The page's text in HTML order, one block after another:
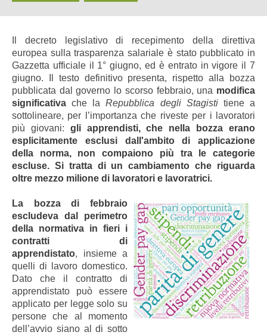
Il decreto legislativo di recepimento della direttiva
europea sulla trasparenza salariale è stato pubblicato in
Gazzetta ufficiale il 1° giugno, ed è entrato in vigore il 7
giugno. Il testo definitivo presenta, rispetto alla bozza
pubblicata dal governo lo scorso febbraio, una modifica
significativa che laRepubblica degli Stagistitiene a
sottolineare, per l’importanza che riveste per i lavoratori
più giovani: gli apprendisti, che nella bozza erano
esplicitamente esclusi dall'ambito di applicazione
della norma, non compaiono più tra le categorie
escluse. Si tratta di un cambiamento che riguarda
oltre mezzo milione di lavoratori e lavoratrici.
La bozza di febbraio
escludeva dal perimetro
della normativa in fieri i
contratti di
apprendistato, insieme a
quelli di lavoro domestico.
Dato che il contratto di
apprendistato può essere
applicato per legge solo su
persone che al momento
dell’avvio siano al di sotto